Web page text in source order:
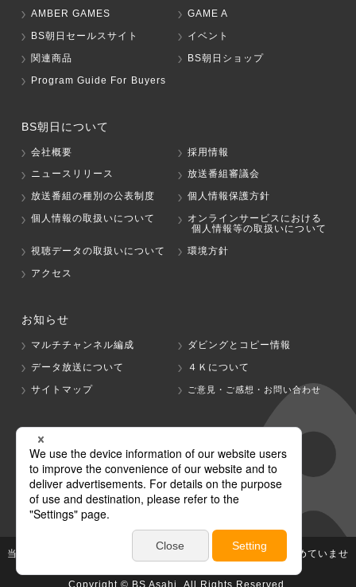
AMBER GAMES
GAME A
BS朝日セールスサイト
イベント
関連商品
BS朝日ショップ
Program Guide For Buyers
BS朝日について
会社概要
採用情報
ニュースリリース
放送番組審議会
放送番組の種別の公表制度
個人情報保護方針
個人情報の取扱いについて
オンラインサービスにおける
個人情報等の取扱いについて
視聴データの取扱いについて
環境方針
アクセス
お知らせ
マルチチャンネル編成
ダビングとコピー情報
データ放送について
４Ｋについて
サイトマップ
ご意見・ご感想・お問い合わせ
グループ会社
テレビ朝日 テレ朝チャンネル
当社が著作権、著作隣接権を有する放送番組等の無断利用は認めていませ
ん。